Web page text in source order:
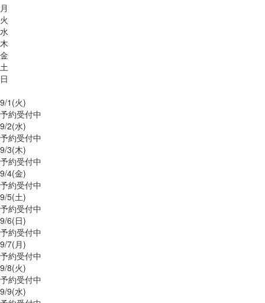
月
火
水
木
金
土
日
9/1 (火)
予約受付中
9/2(水)
予約受付中
9/3(木)
予約受付中
9/4(金)
予約受付中
9/5(土)
予約受付中
9/6(日)
予約受付中
9/7(月)
予約受付中
9/8(火)
予約受付中
9/9(水)